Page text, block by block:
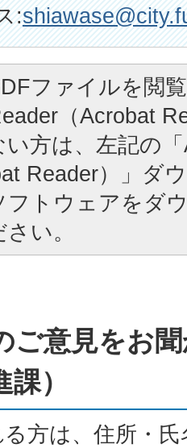
:
ファイルを閲
（Acrobat
方は、左記の
Reader）」ダ
フトウェアをダ
い。
ご意見をお
）
方は、住所・